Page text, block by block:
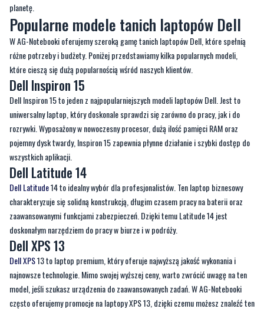
planetę.
Popularne modele tanich laptopów Dell
W AG-Notebooki oferujemy szeroką gamę tanich laptopów Dell, które spełnią
różne potrzeby i budżety. Poniżej przedstawiamy kilka popularnych modeli,
które cieszą się dużą popularnością wśród naszych klientów.
Dell Inspiron 15
Dell Inspiron 15 to jeden z najpopularniejszych modeli laptopów Dell. Jest to
uniwersalny laptop, który doskonale sprawdzi się zarówno do pracy, jak i do
rozrywki. Wyposażony w nowoczesny procesor, dużą ilość pamięci RAM oraz
pojemny dysk twardy, Inspiron 15 zapewnia płynne działanie i szybki dostęp do
wszystkich aplikacji.
Dell Latitude 14
Dell Latitude14 to idealny wybór dla profesjonalistów. Ten laptop biznesowy
charakteryzuje się solidną konstrukcją, długim czasem pracy na baterii oraz
zaawansowanymi funkcjami zabezpieczeń. Dzięki temu Latitude 14 jest
doskonałym narzędziem do pracy w biurze i w podróży.
Dell XPS 13
Dell XPS13 to laptop premium, który oferuje najwyższą jakość wykonania i
najnowsze technologie. Mimo swojej wyższej ceny, warto zwrócić uwagę na ten
model, jeśli szukasz urządzenia do zaawansowanych zadań. W AG-Notebooki
często oferujemy promocje na laptopy XPS 13, dzięki czemu możesz znaleźć ten